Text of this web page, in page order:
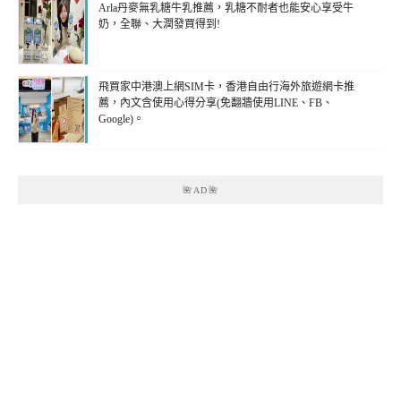
Arla丹麥無乳糖牛乳推薦，乳糖不耐者也能安心享受牛
奶，全聯、大潤發買得到!
飛買家中港澳上網SIM卡，香港自由行海外旅遊網卡推
薦，內文含使用心得分享(免翻牆使用LINE、FB、
Google)。
🌺AD🌺